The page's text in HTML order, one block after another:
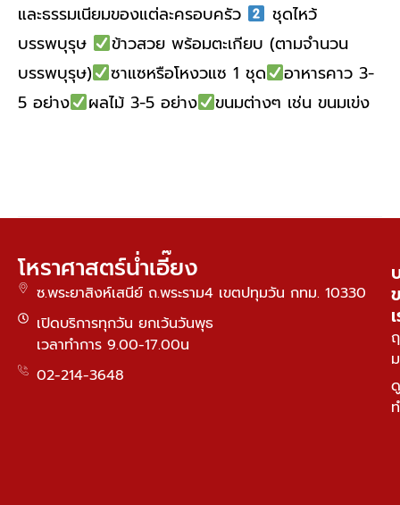
และธรรมเนียมของแต่ละครอบครัว
ชุดไหว้
บรรพบุรุษ
ข้าวสวย พร้อมตะเกียบ (ตามจำนวน
บรรพบุรุษ)
ซาแซหรือโหงวแซ 1 ชุด
อาหารคาว 3-
5 อย่าง
ผลไม้ 3-5 อย่าง ขนมต่างๆ เช่น ขนมเข่ง
โหราศาสตร์น่ำเอี๊ยง
ซ.พระยาสิงห์เสนีย์ ถ.พระราม4 เขตปทุมวัน กทม. 10330
เปิดบริการทุกวัน ยกเว้นวันพุธ
เวลาทำการ 9.00-17.00น
02-214-3648